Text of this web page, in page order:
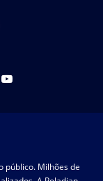
público. Milhões de